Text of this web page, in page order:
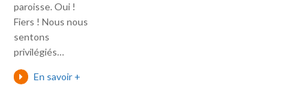
paroisse. Oui !
Fiers ! Nous nous
sentons
privilégiés…
En savoir +